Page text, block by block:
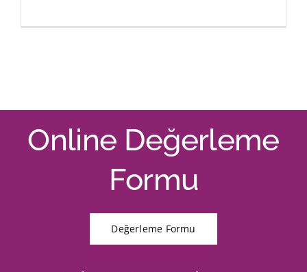
M. Hikmet Soysal
Online Değerleme
Formu
Değerleme Formu